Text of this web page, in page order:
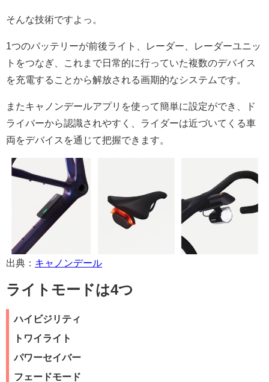
そんな技術ですよっ。
1つのバッテリーが前後ライト、レーダー、レーダーユニッ
トをつなぎ、これまで日常的に行っていた複数のデバイス
を充電することから解放される画期的なシステムです。
またキャノンデールアプリを使って簡単に設定ができ、ド
ライバーから認識されやすく、ライダーは近づいてくる車
両をデバイスを通じて把握できます。
出典： キャノンデール
ライトモードは4つ
ハイビジリティ
トワイライト
パワーセイバー
フェードモード